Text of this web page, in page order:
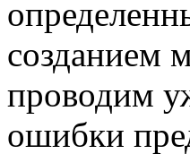
созданием
проводим
ошибки